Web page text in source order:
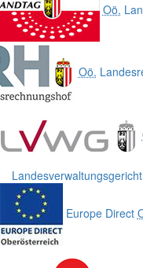
Oö.
Oö.
Landesverwaltungsgericht
Europe Direct